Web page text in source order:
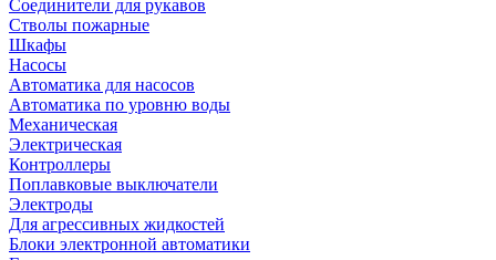
Соединители для рукавов
Стволы пожарные
Шкафы
Насосы
Автоматика для насосов
Автоматика по уровню воды
Механическая
Электрическая
Контроллеры
Поплавковые выключатели
Электроды
Для агрессивных жидкостей
Блоки электронной автоматики